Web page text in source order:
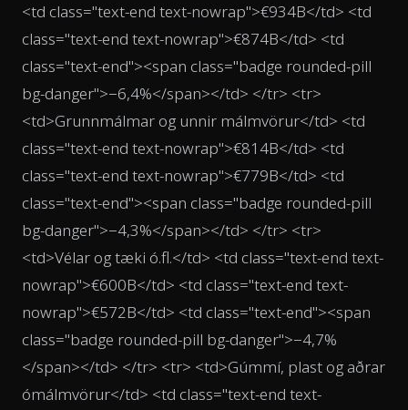
<td class="text-end text-nowrap">€934B</td> <td
class="text-end text-nowrap">€874B</td> <td
class="text-end"><span class="badge rounded-pill
bg-danger">−6,4%</span></td> </tr> <tr>
<td>Grunnmálmar og unnir málmvörur</td> <td
class="text-end text-nowrap">€814B</td> <td
class="text-end text-nowrap">€779B</td> <td
class="text-end"><span class="badge rounded-pill
bg-danger">−4,3%</span></td> </tr> <tr>
<td>Vélar og tæki ó.fl.</td> <td class="text-end text-
nowrap">€600B</td> <td class="text-end text-
nowrap">€572B</td> <td class="text-end"><span
class="badge rounded-pill bg-danger">−4,7%
</span></td> </tr> <tr> <td>Gúmmí, plast og aðrar
ómálmvörur</td> <td class="text-end text-